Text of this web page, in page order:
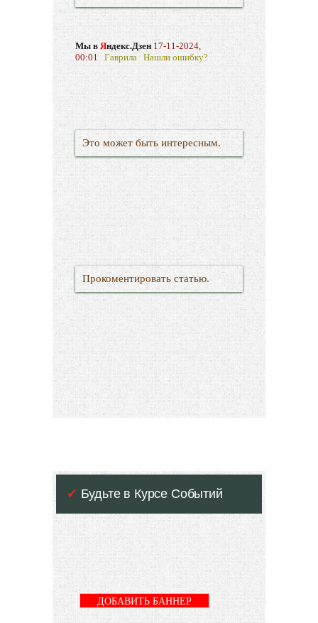
Мы в Яндекс.Дзен 17-11-2024,
00:01 Гаврила Нашли ошибку?
Это может быть интересным.
Прокоментировать статью.
✔ Будьте в Курсе Событий
ДОБАВИТЬ БАННЕР